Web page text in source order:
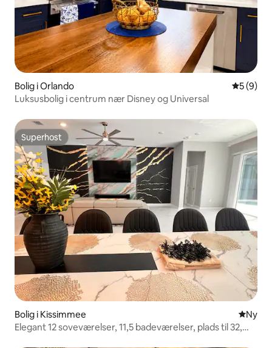
Bolig i Orlando 5 ud af 5
5 (9)
Luksusbolig i centrum nær Disney og Universal
Superhost
Superhost
Bolig i Kissimmee Nyt
Ny
Elegant 12 soveværelser, 11,5 badeværelser, plads til 32,